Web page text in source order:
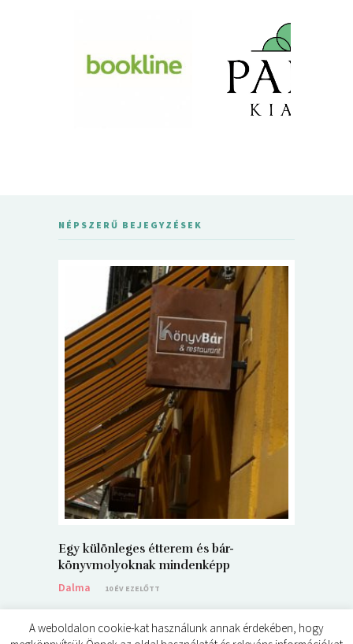
NÉPSZERŰ BEJEGYZÉSEK
Egy különleges étterem és bár-
könyvmolyoknak mindenképp
Dalma
10 ÉV EZELŐTT
A weboldalon cookie-kat használunk annak érdekében, hogy